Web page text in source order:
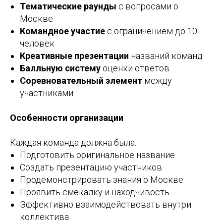
Тематические раунды с вопросами о
Москве
Командное участие с ограничением до 10
человек
Креативные презентации названий команд
Балльную систему оценки ответов
Соревновательный элемент между
участниками
Особенности организации
Каждая команда должна была:
Подготовить оригинальное название
Создать презентацию участников
Продемонстрировать знания о Москве
Проявить смекалку и находчивость
Эффективно взаимодействовать внутри
коллектива